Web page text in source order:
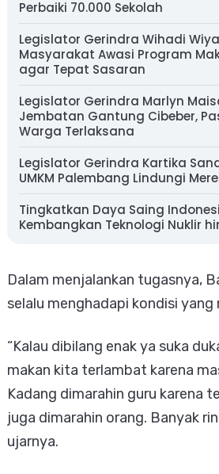
Perbaiki 70.000 Sekolah
Legislator Gerindra Wihadi
Masyarakat Awasi Program
agar Tepat Sasaran
Legislator Gerindra Marlyn
Jembatan Gantung Cibeber,
Warga Terlaksana
Legislator Gerindra Kartika
UMKM Palembang Lindungi
Tingkatkan Daya Saing
Kembangkan Teknologi Nuklir
Dalam menjalankan tugasnya,
selalu menghadapi kondisi yang
“Kalau dibilang enak ya suka
makan kita terlambat karena
Kadang dimarahin guru karena
juga dimarahin orang. Banyak
ujarnya.